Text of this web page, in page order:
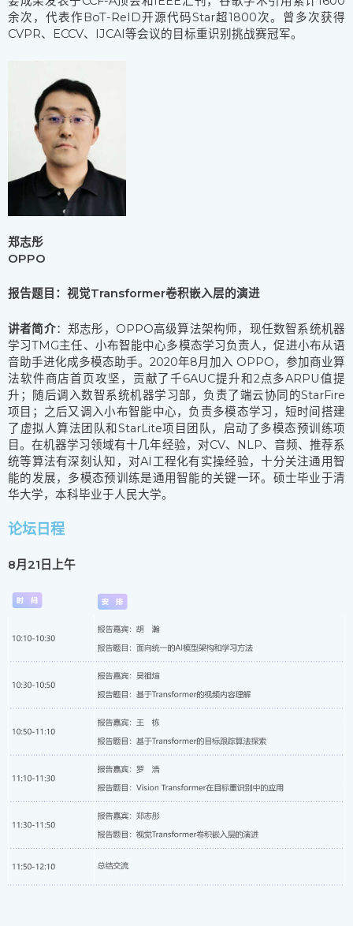
余次，代表作BoT-ReID开源代码Star超1800次。曾多次获得
CVPR、ECCV、IJCAI等会议的目标重识别挑战赛冠军。
郑志彤
OPPO
报告题目：视觉Transformer卷积嵌入层的演进
讲者简介：郑志彤，OPPO高级算法架构师，现任数智系统机器
学习TMG主任、小布智能中心多模态学习负责人，促进小布从语
音助手进化成多模态助手。2020年8月加入 OPPO，参加商业算
法软件商店首页攻坚，贡献了千6AUC提升和2点多ARPU值提
升；随后调入数智系统机器学习部，负责了端云协同的StarFire
项目；之后又调入小布智能中心，负责多模态学习，短时间搭建
了虚拟人算法团队和StarLite项目团队，启动了多模态预训练项
目。在机器学习领域有十几年经验，对CV、NLP、音频、推荐系
统等算法有深刻认知，对AI工程化有实操经验，十分关注通用智
能的发展，多模态预训练是通用智能的关键一环。硕士毕业于清
华大学，本科毕业于人民大学。
论坛日程
8月21日上午